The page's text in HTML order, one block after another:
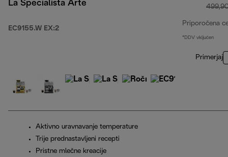
La Specialista Arte
EC9155.W EX:2
Priporočena
*DDV vključen
Primerjaj
Aktivno uravnavanje temperature
Trije prednastavljeni recepti
Pristne mlečne kreacije